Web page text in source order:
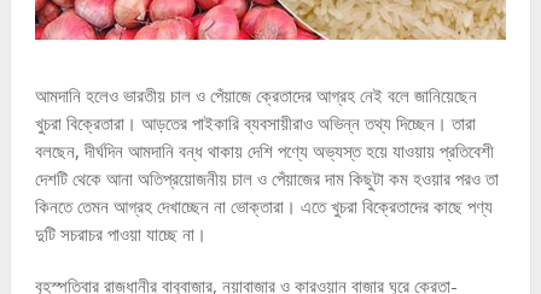
আমদানি হলেও ভারতীয় চাল ও পেঁয়াজে ক্রেতাদের আগ্রহ নেই বলে জানিয়েছেন
খুচরা বিক্রেতারা। আড়তের পাইকারি ব্যবসায়ীরাও অভিন্ন তথ্য দিচ্ছেন। তারা
বলছেন, দীর্ঘদিন আমদানি বন্ধ থাকায় দেশি পণ্যে অভ্যস্ত হয়ে যাওয়ায় প্রতিবেশী
দেশটি থেকে আনা অতিপ্রয়োজনীয় চাল ও পেঁয়াজের দাম কিছুটা কম হওয়ার পরও তা
কিনতে তেমন আগ্রহ দেখাচ্ছেন না ভোক্তারা। এতে খুচরা বিক্রেতাদের কাছে পণ্য
দুটি সচরাচর পাওয়া যাচ্ছে না।
বৃহস্পতিবার রাজধানীর বাবুবাজার, নয়াবাজার ও কারওয়ান বাজার ঘুরে ক্রেতা-